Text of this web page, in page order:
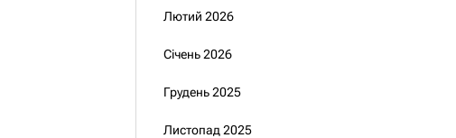
Лютий 2026
Січень 2026
Грудень 2025
Листопад 2025